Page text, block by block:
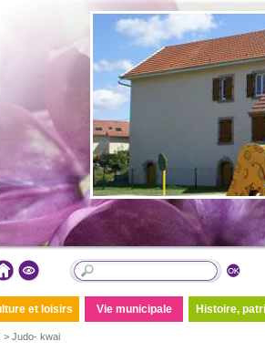
et loisirs Vie municipale Histoire,
> Judo- kwai